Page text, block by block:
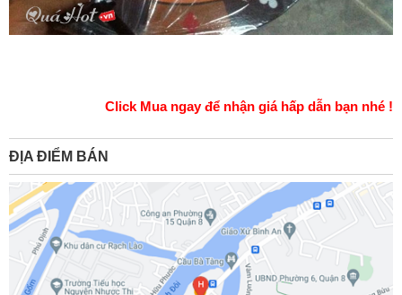
Click Mua ngay để nhận giá hấp dẫn bạn nhé !
ĐỊA ĐIỂM BÁN